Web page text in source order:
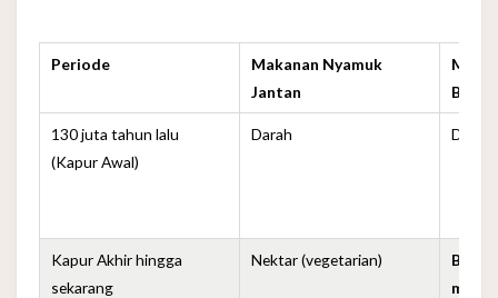
Periode
Makanan Nyamuk
Jantan
130 juta tahun lalu
(Kapur Awal)
Darah Darah
Kapur Akhir hingga
sekarang
Nektar (vegetarian)